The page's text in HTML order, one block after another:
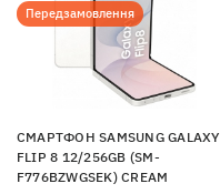
Передзамовлення
СМАРТФОН SAMSUNG GALAXY
FLIP 8 12/256GB (SM-
F776BZWGSEK) CREAM